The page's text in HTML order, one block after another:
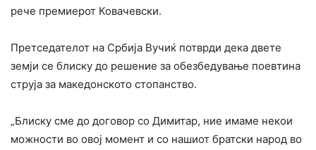
рече премиерот Ковачевски.
Претседателот на Србија Вучиќ потврди дека двете
земји се блиску до решение за обезбедување поевтина
струја за македонското стопанство.
„Блиску сме до договор со Димитар, ние имаме некои
можности во овој момент и со нашиот братски народ во